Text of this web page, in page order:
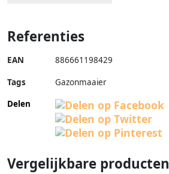
Referenties
EAN 886661198429
Tags
Gazonmaaier
Delen
Vergelijkbare producten